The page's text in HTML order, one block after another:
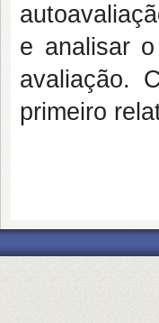
e analisar
avaliação.
primeiro